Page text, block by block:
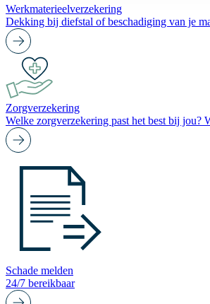
Werkmaterieelverzekering
Dekking bij diefstal of beschadiging van je
Zorgverzekering
Welke zorgverzekering past het best bij jou?
Schade melden
24/7 bereikbaar